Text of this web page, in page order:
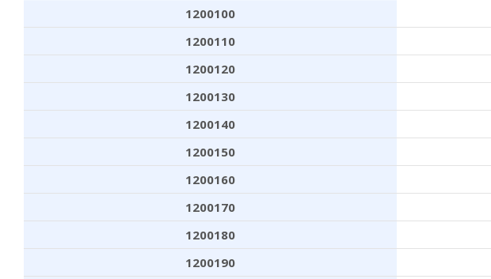
1200100
1200110
1200120
1200130
1200140
1200150
1200160
1200170
1200180
1200190